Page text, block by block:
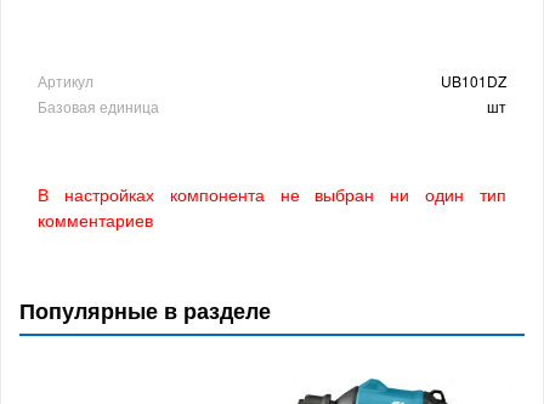
Артикул
UB101DZ
Базовая единица
шт
В настройках компонента не выбран ни один тип
комментариев
Популярные в разделе